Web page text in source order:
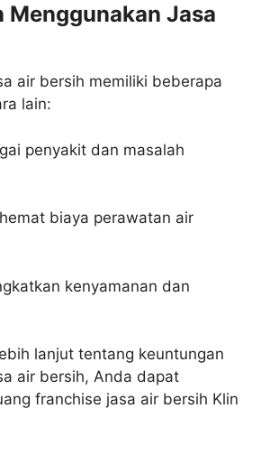
Menggunakan Jasa
air bersih memiliki beberapa
lain:
penyakit dan masalah
biaya perawatan air
kenyamanan dan
lanjut tentang keuntungan
air bersih, Anda dapat
franchise jasa air bersih Klin